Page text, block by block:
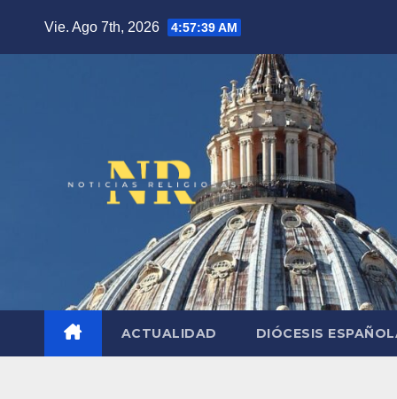
Vie. Ago 7th, 2026 4:57:40 AM
ACTUALIDAD DIÓCESIS